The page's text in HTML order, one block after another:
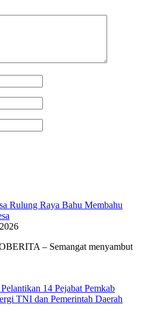
Rulung Raya Bahu Membahu
– Semangat menyambut
14 Pejabat Pemkab
TNI dan Pemerintah Daerah